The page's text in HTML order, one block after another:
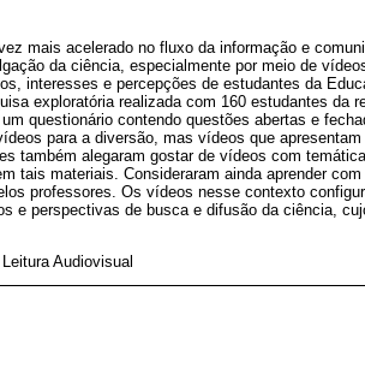
mais acelerado no fluxo da informação e
da ciência, especialmente por meio de
interesses e percepções de estudantes da
exploratória realizada com 160 estudantes da
questionário contendo questões abertas e
para a diversão, mas vídeos que apresentam
também alegaram gostar de vídeos com
tais materiais. Consideraram ainda aprender
professores. Os vídeos nesse contexto
e perspectivas de busca e difusão da ciência,
Audiovisual